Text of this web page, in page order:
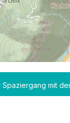
mit